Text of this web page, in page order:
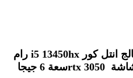
انتل كور i5 13450hx رام
rtx 3050سعة 6 جيجا